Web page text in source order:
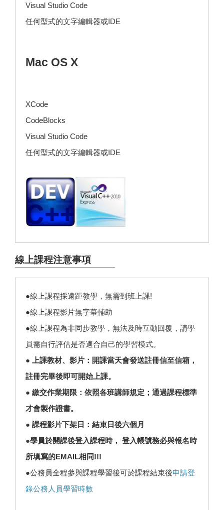
Visual Studio Code
任何型式的文字編輯器或IDE
Mac OS X
XCode
CodeBlocks
Visual Studio Code
任何型式的文字編輯器或IDE
線上課程注意事項
●線上課程採遠距教學，無需到班上課!
●線上課程影片無字幕輔助
●線上課程為非同步教學，無法及時互動回覆，請學
員需自行評估是否適合自己的學習模式。
● 上課教材、影片：開課當天會發送註冊信至信箱，
註冊完畢後即可開始上課。
● 繳交作業期限：依照各班講師規定；通過課程標準
才會製作證書。
● 課程影片下架日：結束日後六個月
●學員於開課後登入課程時， 登入帳號務必與報名時
所填寫的EMAIL相同!!!
●公務員全程參與課程學習後可於課程結束後申請登
錄公務人員學習時數